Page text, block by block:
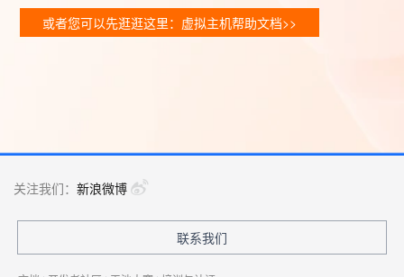
或者您可以先逛逛这里：虚拟主机帮助文档>>